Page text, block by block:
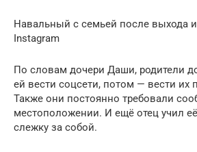
Навальный с семьей после выхода
Instagram
По словам дочери Даши, родители
ей вести соцсети, потом — вести
Также они постоянно требовали
местоположении. И ещё отец учил
слежку за собой.